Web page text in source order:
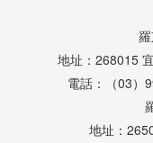
地址：268015
電話：（03
地址：